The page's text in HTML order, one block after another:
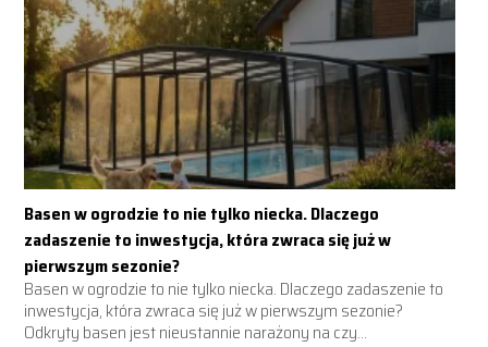
Basen w ogrodzie to nie tylko niecka. Dlaczego
zadaszenie to inwestycja, która zwraca się już w
pierwszym sezonie?
Basen w ogrodzie to nie tylko niecka. Dlaczego zadaszenie to
inwestycja, która zwraca się już w pierwszym sezonie?
Odkryty basen jest nieustannie narażony na czy...